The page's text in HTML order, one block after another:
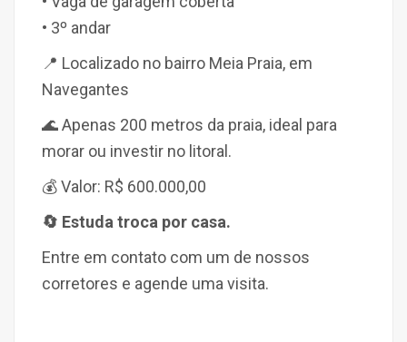
• 3º andar
📍 Localizado no bairro Meia Praia, em
Navegantes
🌊 Apenas 200 metros da praia, ideal para
morar ou investir no litoral.
💰 Valor: R$ 600.000,00
🔄 Estuda troca por casa.
Entre em contato com um de nossos
corretores e agende uma visita.